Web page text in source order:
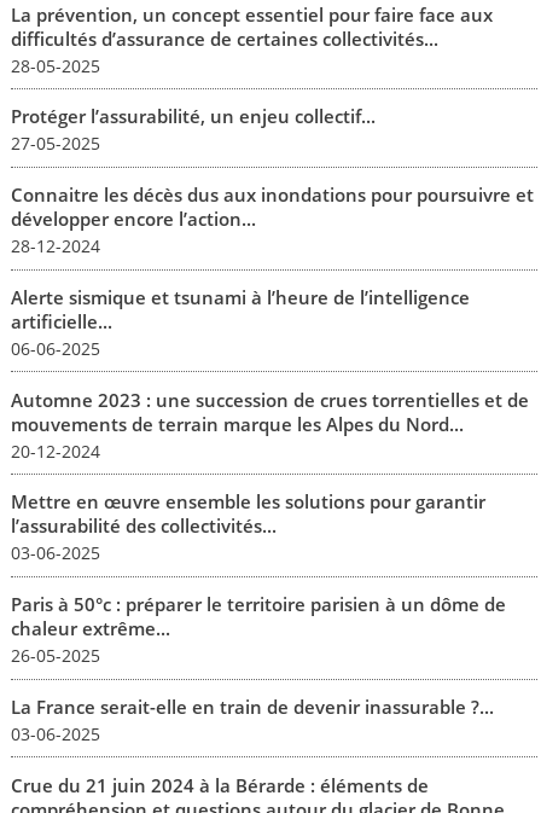
La prévention, un concept essentiel pour faire face aux
difficultés d’assurance de certaines collectivités...
28-05-2025
Protéger l’assurabilité, un enjeu collectif...
27-05-2025
Connaitre les décès dus aux inondations pour poursuivre et
développer encore l’action...
28-12-2024
Alerte sismique et tsunami à l’heure de l’intelligence
artificielle...
06-06-2025
Automne 2023 : une succession de crues torrentielles et de
mouvements de terrain marque les Alpes du Nord...
20-12-2024
Mettre en œuvre ensemble les solutions pour garantir
l’assurabilité des collectivités...
03-06-2025
Paris à 50°c : préparer le territoire parisien à un dôme de
chaleur extrême...
26-05-2025
La France serait-elle en train de devenir inassurable ?...
03-06-2025
Crue du 21 juin 2024 à la Bérarde : éléments de